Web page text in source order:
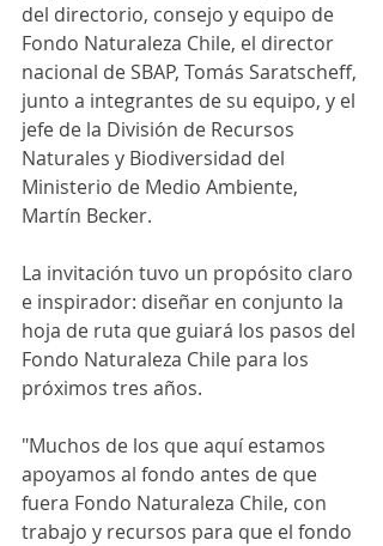
del directorio, consejo y equipo de
Fondo Naturaleza Chile, el director
nacional de SBAP, Tomás Saratscheff,
junto a integrantes de su equipo, y el
jefe de la División de Recursos
Naturales y Biodiversidad del
Ministerio de Medio Ambiente,
Martín Becker.
La invitación tuvo un propósito claro
e inspirador: diseñar en conjunto la
hoja de ruta que guiará los pasos del
Fondo Naturaleza Chile para los
próximos tres años.
"Muchos de los que aquí estamos
apoyamos al fondo antes de que
fuera Fondo Naturaleza Chile, con
trabajo y recursos para que el fondo